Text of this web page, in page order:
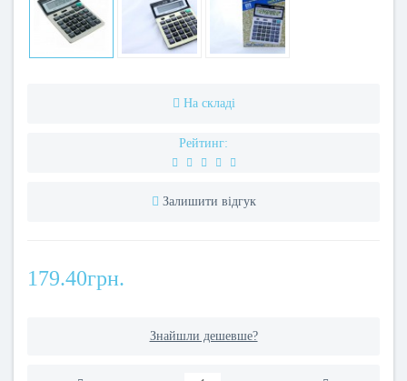
На складі
Рейтинг:
Залишити відгук
179.40грн.
Знайшли дешевше?